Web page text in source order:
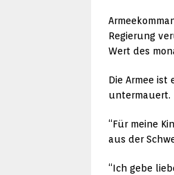
Regierung
Wert des
Die Armee
untermauert.
“Für meine
aus der
“Ich gebe